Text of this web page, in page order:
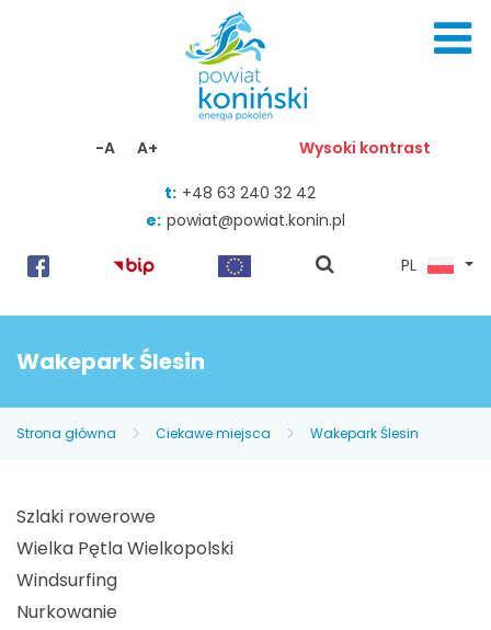
-A A+ Wysoki kontrast
t: +48 63 240 32 42
e: powiat@powiat.konin.pl
pokaż
PL
Wakepark Ślesin
Strona główna Ciekawe miejsca Wakepark Ślesin
Szlaki rowerowe
Wielka Pętla Wielkopolski
Windsurfing
Nurkowanie